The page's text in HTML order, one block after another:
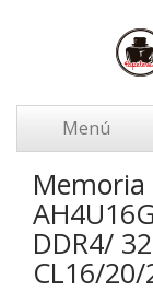
Menú
Memoria
DDR4/
CL16/